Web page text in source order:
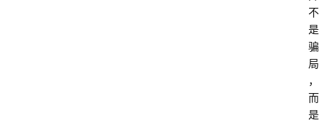
不
是
骗
局
，
而
是